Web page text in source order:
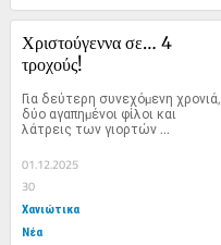
Χριστούγεννα σε… 4
τροχούς!
Για δεύτερη συνεχόµενη χρονιά,
δύο αγαπηµένοι φίλοι και
λάτρεις των γιορτών
αποφάσισαν να χαρίσουν...
01.12.2025
30
Χανιώτικα
Νέα